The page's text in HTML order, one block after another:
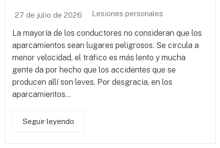
27 de julio de 2026 Lesiones personales
La mayoría de los conductores no consideran que los
aparcamientos sean lugares peligrosos. Se circula a
menor velocidad, el tráfico es más lento y mucha
gente da por hecho que los accidentes que se
producen allí son leves. Por desgracia, en los
aparcamientos...
Seguir leyendo